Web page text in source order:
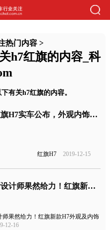
热门内容>
h7红旗的内容_科
有关h7红旗的内容。
全新一代红旗H7实车公布，外观内饰基本确认
红旗H7 2019-12-15
前劳斯莱斯设计师果然给力！红旗新款H7外观及内饰图片曝光
师果然给力！红旗新款H7外观及内饰
12-16